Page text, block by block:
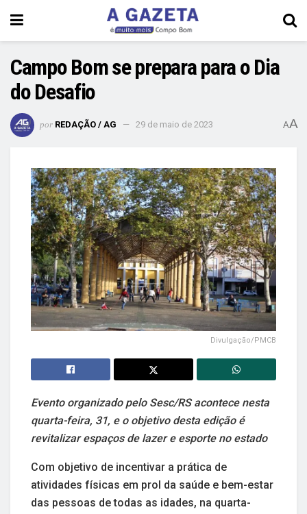
Campo Bom se prepara para o Dia
do Desafio
por REDAÇÃO / AG 29 de maio de 2023 AA
Divulgação/PMCB
Evento organizado pelo Sesc/RS acontece nesta
quarta-feira, 31, e o objetivo desta edição é
revitalizar espaços de lazer e esporte no estado
Com objetivo de incentivar a prática de
atividades físicas em prol da saúde e bem-estar
das pessoas de todas as idades, na quarta-